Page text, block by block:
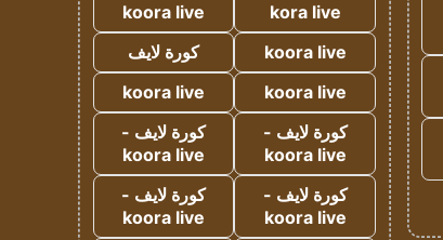
kora live
koora live
koora live
كورة لايف
koora live
koora live
كورة لايف -
koora live
كورة لايف -
koora live
كورة لايف -
koora live
كورة لايف -
koora live